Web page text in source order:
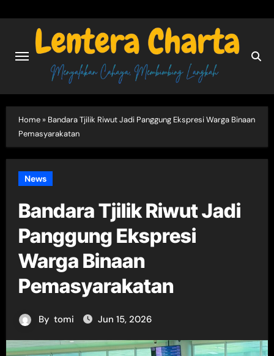
Home» Bandara Tjilik Riwut Jadi Panggung Ekspresi Warga Binaan
Pemasyarakatan
News
Bandara Tjilik Riwut Jadi
Panggung Ekspresi
Warga Binaan
Pemasyarakatan
By tomi Jun 15, 2026